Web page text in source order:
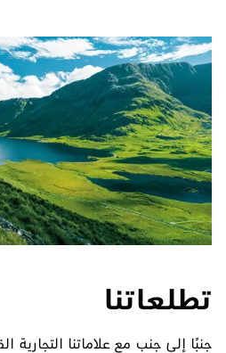
تطلعاتنا
جنبًا إلى جنب مع علاماتنا التجارية